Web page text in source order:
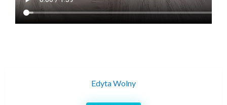
Edyta Wolny